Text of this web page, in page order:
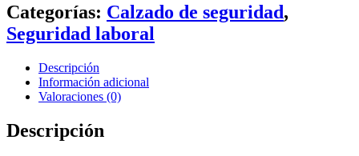
Categorías: Calzado de seguridad,
Seguridad laboral
Descripción
Información adicional
Valoraciones (0)
Descripción